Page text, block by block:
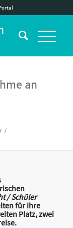
an
/
/ Schüler
für ihre
Platz, zwei